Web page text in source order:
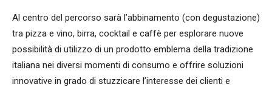
Al centro del percorso sarà l’abbinamento (con degustazione)
tra pizza e vino, birra, cocktail e caffè per esplorare nuove
possibilità di utilizzo di un prodotto emblema della tradizione
italiana nei diversi momenti di consumo e offrire soluzioni
innovative in grado di stuzzicare l’interesse dei clienti e